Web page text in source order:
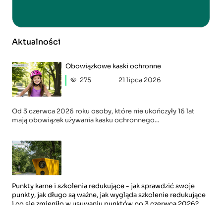
Aktualności
Obowiązkowe kaski ochronne
275
21 lipca 2026
Od 3 czerwca 2026 roku osoby, które nie ukończyły 16 lat
mają obowiązek używania kasku ochronnego...
Punkty karne i szkolenia redukujące - jak sprawdzić swoje
punkty, jak długo są ważne, jak wygląda szkolenie redukujące